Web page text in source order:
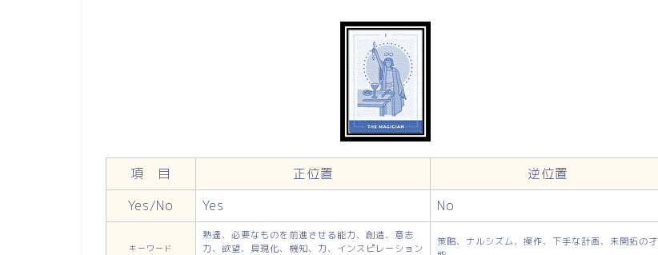
項 目 正位置
逆位置
Yes/No
Yes No
キーワード
熟達、必要なものを前進させる能力、創造、意志
力、欲望、具現化、機知、力、インスピレーション
策略、ナルシズム、操作、下手な計画、未開拓の才